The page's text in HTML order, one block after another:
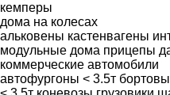
кемперы
дома на колесах
альковены кастенвагены
модульные дома прицепы
коммерческие автомобили
автофургоны < 3.5т